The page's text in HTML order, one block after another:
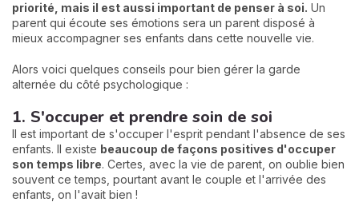
priorité, mais il est aussi important de penser à soi. Un
parent qui écoute ses émotions sera un parent disposé à
mieux accompagner ses enfants dans cette nouvelle vie.
Alors voici quelques conseils pour bien gérer la garde
alternée du côté psychologique :
1. S'occuper et prendre soin de soi
Il est important de s'occuper l'esprit pendant l'absence de ses
enfants. Il existe beaucoup de façons positives d'occuper
son temps libre. Certes, avec la vie de parent, on oublie bien
souvent ce temps, pourtant avant le couple et l'arrivée des
enfants, on l'avait bien !